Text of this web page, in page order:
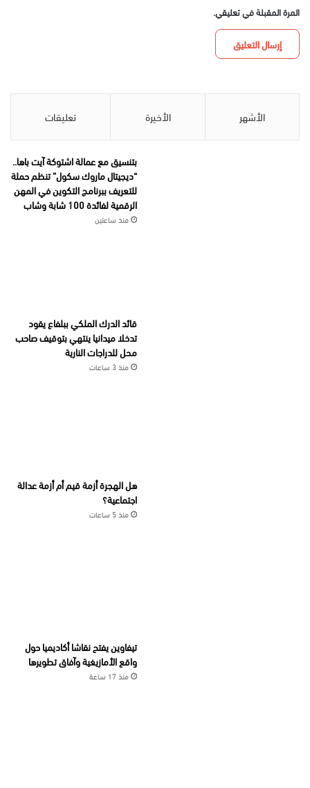
المرة المقبلة في تعليقي.
الأشهر الأخيرة تعليقات
بتنسيق مع عمالة اشتوكة آيت باها..
“ديجيتال ماروك سكول” تنظم حملة
للتعريف ببرنامج التكوين في المهن
الرقمية لفائدة 100 شابة وشاب
منذ ساعتين
قائد الدرك الملكي ببلفاع يقود
تدخلا ميدانيا ينتهي بتوقيف صاحب
محل للدراجات النارية
منذ 3 ساعات
هل الهجرة أزمة قيم أم أزمة عدالة
اجتماعية؟
منذ 5 ساعات
تيفاوين يفتح نقاشا أكاديميا حول
واقع الأمازيغية وآفاق تطويرها
منذ 17 ساعة